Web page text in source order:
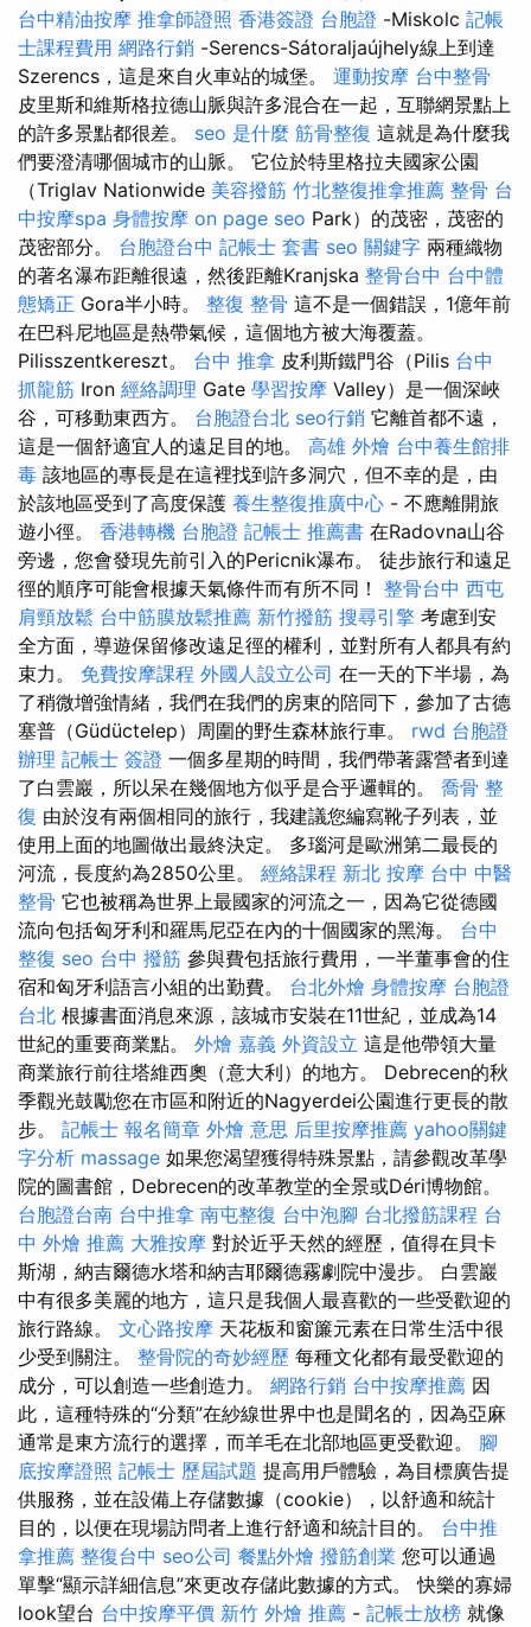
台中精油按摩 推拿師證照 香港簽證 台胞證 -Miskolc 記帳
士課程費用 網路行銷 -Serencs-Sátoraljaújhely線上到達
Szerencs，這是來自火車站的城堡。 運動按摩 台中整骨
皮里斯和維斯格拉德山脈與許多混合在一起，互聯網景點上
的許多景點都很差。 seo 是什麼 筋骨整復 這就是為什麼我
們要澄清哪個城市的山脈。 它位於特里格拉夫國家公園
（Triglav Nationwide 美容撥筋 竹北整復推拿推薦 整骨 台
中按摩spa 身體按摩 on page seo Park）的茂密，茂密的
茂密部分。 台胞證台中 記帳士 套書 seo 關鍵字 兩種織物
的著名瀑布距離很遠，然後距離Kranjska 整骨台中 台中體
態矯正 Gora半小時。 整復 整骨 這不是一個錯誤，1億年前
在巴科尼地區是熱帶氣候，這個地方被大海覆蓋。
Pilisszentkereszt。 台中 推拿 皮利斯鐵門谷（Pilis 台中
抓龍筋 Iron 經絡調理 Gate 學習按摩 Valley）是一個深峽
谷，可移動東西方。 台胞證台北 seo行銷 它離首都不遠，
這是一個舒適宜人的遠足目的地。 高雄 外燴 台中養生館排
毒 該地區的專長是在這裡找到許多洞穴，但不幸的是，由
於該地區受到了高度保護 養生整復推廣中心 - 不應離開旅
遊小徑。 香港轉機 台胞證 記帳士 推薦書 在Radovna山谷
旁邊，您會發現先前引入的Pericnik瀑布。 徒步旅行和遠足
徑的順序可能會根據天氣條件而有所不同！ 整骨台中 西屯
肩頸放鬆 台中筋膜放鬆推薦 新竹撥筋 搜尋引擎 考慮到安
全方面，導遊保留修改遠足徑的權利，並對所有人都具有約
束力。 免費按摩課程 外國人設立公司 在一天的下半場，為
了稍微增強情緒，我們在我們的房東的陪同下，參加了古德
塞普（Güdüctelep）周圍的野生森林旅行車。 rwd 台胞證
辦理 記帳士 簽證 一個多星期的時間，我們帶著露營者到達
了白雲巖，所以呆在幾個地方似乎是合乎邏輯的。 喬骨 整
復 由於沒有兩個相同的旅行，我建議您編寫靴子列表，並
使用上面的地圖做出最終決定。 多瑙河是歐洲第二最長的
河流，長度約為2850公里。 經絡課程 新北 按摩 台中 中醫
整骨 它也被稱為世界上最國家的河流之一，因為它從德國
流向包括匈牙利和羅馬尼亞在內的十個國家的黑海。 台中
整復 seo 台中 撥筋 參與費包括旅行費用，一半董事會的住
宿和匈牙利語言小組的出勤費。 台北外燴 身體按摩 台胞證
台北 根據書面消息來源，該城市安裝在11世紀，並成為14
世紀的重要商業點。 外燴 嘉義 外資設立 這是他帶領大量
商業旅行前往塔維西奧（意大利）的地方。 Debrecen的秋
季觀光鼓勵您在市區和附近的Nagyerdei公園進行更長的散
步。 記帳士 報名簡章 外燴 意思 后里按摩推薦 yahoo關鍵
字分析 massage 如果您渴望獲得特殊景點，請參觀改革學
院的圖書館，Debrecen的改革教堂的全景或Déri博物館。
台胞證台南 台中推拿 南屯整復 台中泡腳 台北撥筋課程 台
中 外燴 推薦 大雅按摩 對於近乎天然的經歷，值得在貝卡
斯湖，納吉爾德水塔和納吉耶爾德霧劇院中漫步。 白雲巖
中有很多美麗的地方，這只是我個人最喜歡的一些受歡迎的
旅行路線。 文心路按摩 天花板和窗簾元素在日常生活中很
少受到關注。 整骨院的奇妙經歷 每種文化都有最受歡迎的
成分，可以創造一些創造力。 網路行銷 台中按摩推薦 因
此，這種特殊的“分類”在紗線世界中也是聞名的，因為亞麻
通常是東方流行的選擇，而羊毛在北部地區更受歡迎。 腳
底按摩證照 記帳士 歷屆試題 提高用戶體驗，為目標廣告提
供服務，並在設備上存儲數據（cookie），以舒適和統計
目的，以便在現場訪問者上進行舒適和統計目的。 台中推
拿推薦 整復台中 seo公司 餐點外燴 撥筋創業 您可以通過
單擊“顯示詳細信息”來更改存儲此數據的方式。 快樂的寡婦
look望台 台中按摩平價 新竹 外燴 推薦 - 記帳士放榜 就像